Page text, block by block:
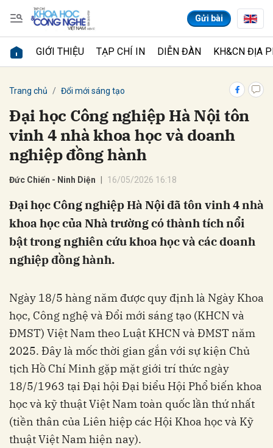
Gửi bài
GIỚI THIỆU TẠP CHÍ IN DIỄN ĐÀN KH&CN ĐỊA
Trang chủ Đổi mới sáng tạo
Đại học Công nghiệp Hà Nội tôn
vinh 4 nhà khoa học và doanh
nghiệp đồng hành
Đức Chiến - Ninh Diện 16/05/2026 16:18
Đại học Công nghiệp Hà Nội đã tôn vinh 4 nhà
khoa học của Nhà trường có thành tích nổi
bật trong nghiên cứu khoa học và các doanh
nghiệp đồng hành.
Ngày 18/5 hàng năm được quy định là Ngày Khoa
học, Công nghệ và Đổi mới sáng tạo (KHCN và
ĐMST) Việt Nam theo Luật KHCN và ĐMST năm
2025. Đây là mốc thời gian gắn với sự kiện Chủ
tịch Hồ Chí Minh gặp mặt giới trí thức ngày
18/5/1963 tại Đại hội Đại biểu Hội Phổ biến khoa
học và kỹ thuật Việt Nam toàn quốc lần thứ nhất
(tiền thân của Liên hiệp các Hội Khoa học và Kỹ
thuật Việt Nam hiện nay).
Gửi bình luận
Hủy Gửi